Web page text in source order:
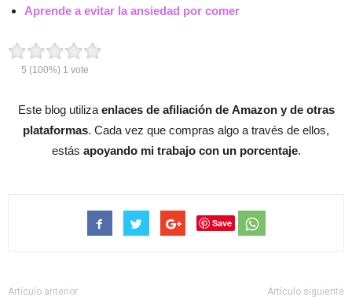
Aprende a evitar la ansiedad por comer
5 (100%) 1 vote
Este blog utiliza enlaces de afiliación de Amazon y de otras
plataformas. Cada vez que compras algo a través de ellos,
estás apoyando mi trabajo con un porcentaje.
Save
Artículo anterior Artículo siguiente